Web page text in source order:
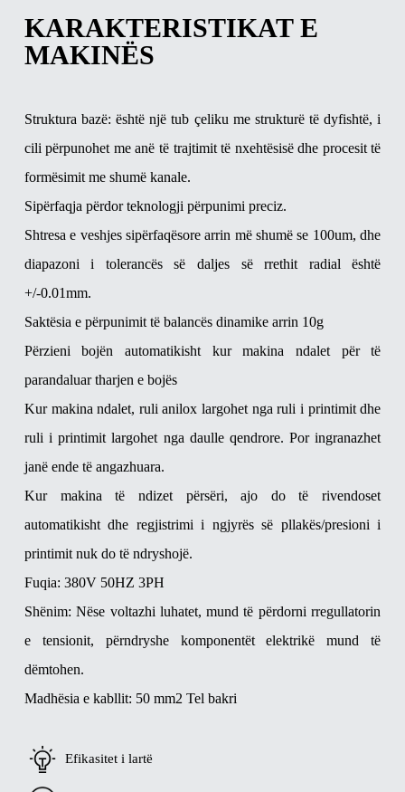
KARAKTERISTIKAT E
MAKINËS
Struktura bazë: është një tub çeliku me strukturë të dyfishtë, i
cili përpunohet me anë të trajtimit të nxehtësisë dhe procesit të
formësimit me shumë kanale.
Sipërfaqja përdor teknologji përpunimi preciz.
Shtresa e veshjes sipërfaqësore arrin më shumë se 100um, dhe
diapazoni i tolerancës së daljes së rrethit radial është
+/-0.01mm.
Saktësia e përpunimit të balancës dinamike arrin 10g
Përzieni bojën automatikisht kur makina ndalet për të
parandaluar tharjen e bojës
Kur makina ndalet, ruli anilox largohet nga ruli i printimit dhe
ruli i printimit largohet nga daulle qendrore. Por ingranazhet
janë ende të angazhuara.
Kur makina të ndizet përsëri, ajo do të rivendoset
automatikisht dhe regjistrimi i ngjyrës së pllakës/presioni i
printimit nuk do të ndryshojë.
Fuqia: 380V 50HZ 3PH
Shënim: Nëse voltazhi luhatet, mund të përdorni rregullatorin
e tensionit, përndryshe komponentët elektrikë mund të
dëmtohen.
Madhësia e kabllit: 50 mm2 Tel bakri
Efikasitet i lartë